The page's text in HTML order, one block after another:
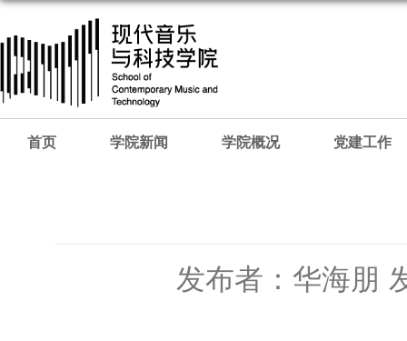
首页 学院新闻 学院概况 党建工作
发布者：华海朋